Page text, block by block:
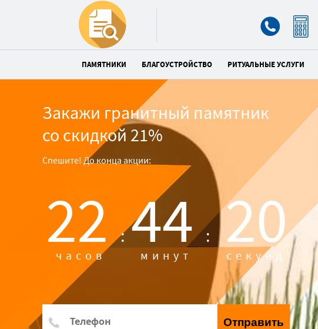
ПАМЯТНИКИ БЛАГОУСТРОЙСТВО РИТУАЛЬНЫЕ УСЛУГИ
Закажи гранитный памятник
со скидкой 21%
Спешите! До конца акции:
22 :
часов 44 :
минут 19
секунд
Отправить